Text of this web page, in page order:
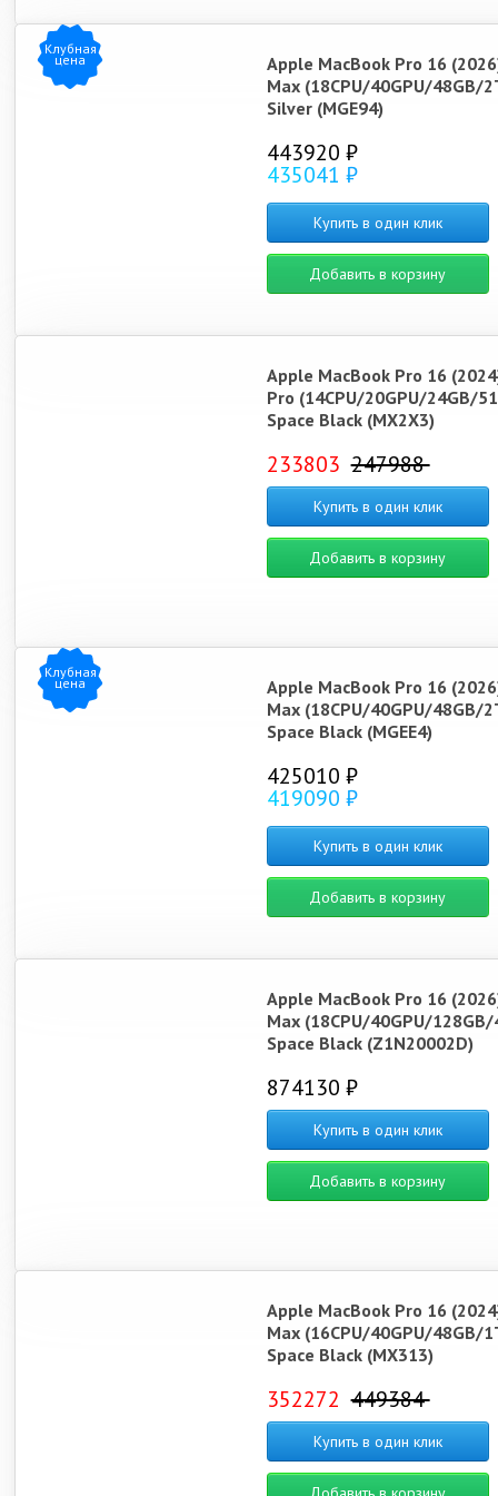
Клубная
цена
Apple MacBook Pro 16
Max (18CPU/40GPU/48GB/
Silver (MGE94)
443920 ₽
435041 ₽
Купить в один клик
Добавить в корзину
Apple MacBook Pro 16
Pro (14CPU/20GPU/24GB/
Space Black (MX2X3)
233803 247988
Купить в один клик
Добавить в корзину
Клубная
цена
Apple MacBook Pro 16
Max (18CPU/40GPU/48GB/
Space Black (MGEE4)
425010 ₽
419090 ₽
Купить в один клик
Добавить в корзину
Apple MacBook Pro 16
Max (18CPU/40GPU/
Space Black (Z1N20002D)
874130 ₽
Купить в один клик
Добавить в корзину
Apple MacBook Pro 16
Max (16CPU/40GPU/48GB/
Space Black (MX313)
352272 449384
Купить в один клик